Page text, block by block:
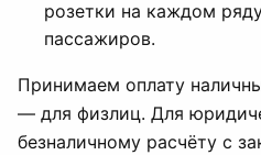
розетки на каждом
пассажиров.
Принимаем оплату
— для физлиц. Для
безналичному расчёту с